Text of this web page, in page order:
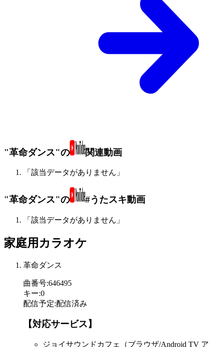
"革命ダンス"の 関連動画
「該当データがありません」
"革命ダンス"の #うたスキ動画
「該当データがありません」
家庭用カラオケ
革命ダンス
曲番号:646495
キー:0
配信予定:配信済み
【対応サービス】
ジョイサウンドカフェ（ブラウザ/Android TV ア